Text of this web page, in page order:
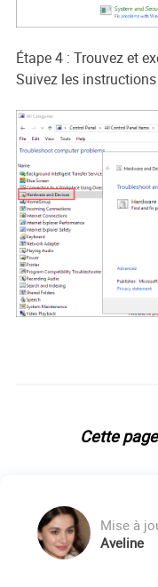
Étape 4 : Trouvez et
Suivez les
Cette
Mise à
Aveline